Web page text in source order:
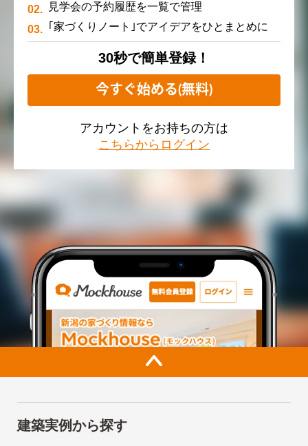
見学会の予約履歴を一覧で管理
｢家づくりノート｣でアイデアをひとまとめに
30秒で簡単登録！
今すぐ始める(無料)
アカウントをお持ちの方は
こちらからログイン
建築実例から探す